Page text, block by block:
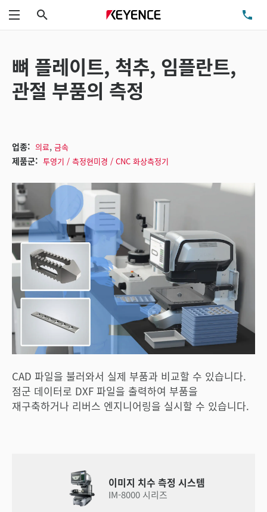
메뉴
뼈 플레이트, 척추, 임플란트,
관절 부품의 측정
업종: 의료, 금속
제품군: 투영기 / 측정현미경 / CNC 화상측정기
CAD 파일을 불러와서 실제 부품과 비교할 수 있습니다.
점군 데이터로 DXF 파일을 출력하여 부품을
재구축하거나 리버스 엔지니어링을 실시할 수 있습니다.
이미지 치수 측정 시스템
IM-8000 시리즈